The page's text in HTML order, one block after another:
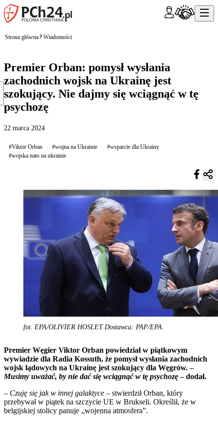
Strona główna Wiadomości
Premier Orban: pomysł wysłania
zachodnich wojsk na Ukrainę jest
szokujący. Nie dajmy się wciągnąć w tę
psychozę
22 marca 2024
#Viktor Orban #wojna na Ukrainie
#wsparcie dla Ukrainy
#wojska nato na ukrainie
fot. EPA/OLIVIER HOSLET Dostawca: PAP/EPA.
Premier Węgier Viktor Orban powiedział w piątkowym
wywiadzie dla Radia Kossuth, że pomysł wysłania zachodnich
wojsk lądowych na Ukrainę jest szokujący dla Węgrów. –
Musimy uważać, by nie dać się wciągnąć w tę psychozę– dodał.
– Czuję się jak w innej galaktyce – stwierdził Orban, który
przebywał w piątek na szczycie UE w Brukseli. Określił, że w
belgijskiej stolicy panuje „wojenna atmosfera”.